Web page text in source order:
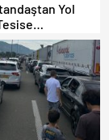
Yol
İddiası:
Kontrol